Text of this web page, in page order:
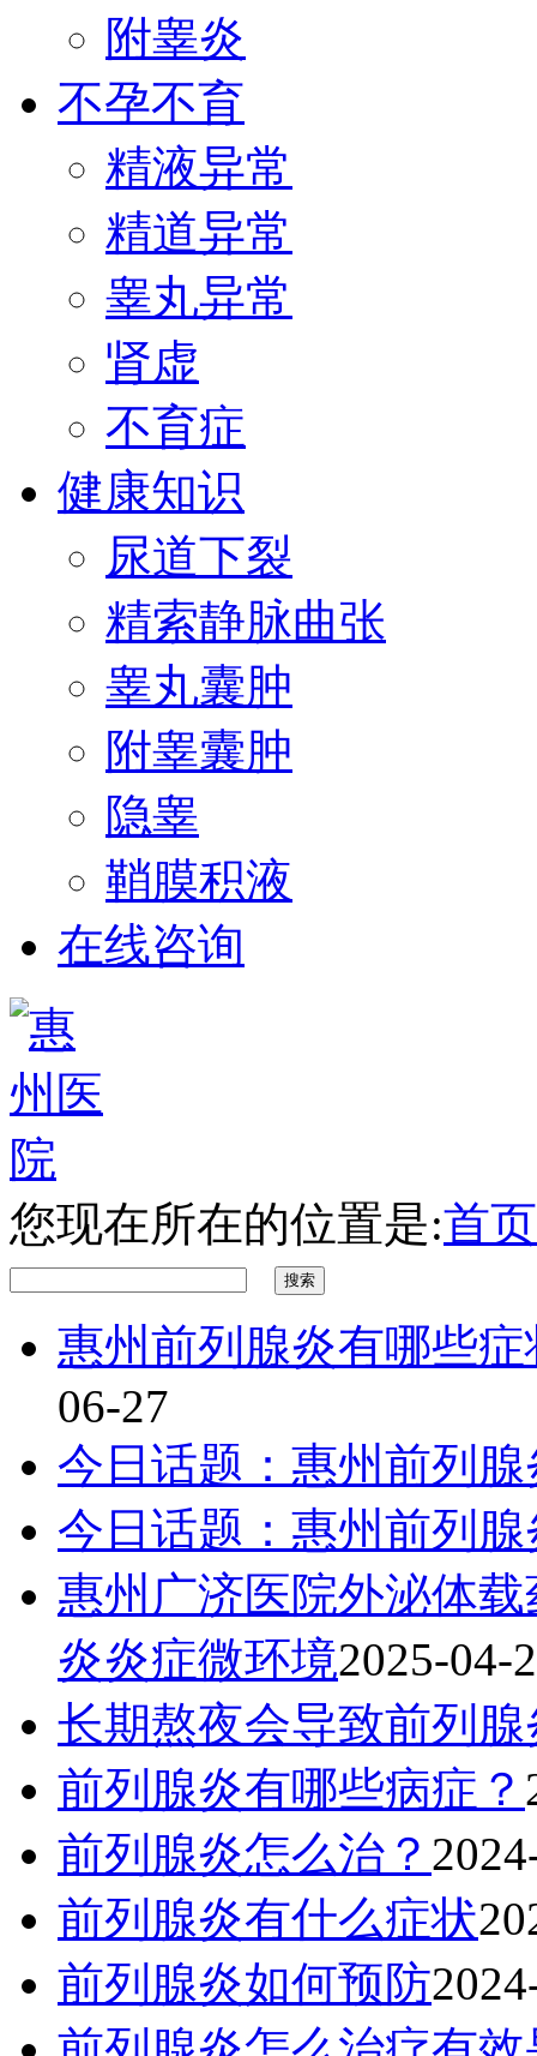
附睾炎
不孕不育
精液异常
精道异常
睾丸异常
肾虚
不育症
健康知识
尿道下裂
精索静脉曲张
睾丸囊肿
附睾囊肿
隐睾
鞘膜积液
在线咨询
您现在所在的位置是:首页
惠州前列腺炎有哪些
06-27
今日话题：惠州前列
今日话题：惠州前列
惠州广济医院外泌体
炎炎症微环境2025-04-
长期熬夜会导致前列
前列腺炎有哪些病症？
前列腺炎怎么治？
前列腺炎有什么症状
前列腺炎如何预防